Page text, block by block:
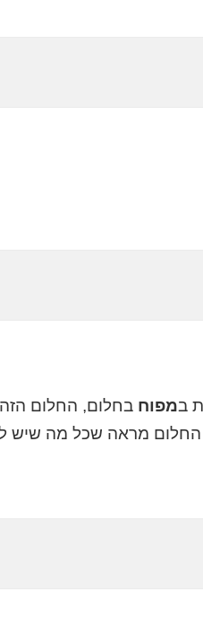
במפוח בחלום, החלום
מראה שכל מה שיש